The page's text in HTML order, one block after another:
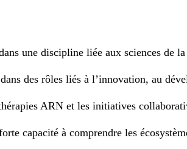
une discipline liée aux sciences de
des rôles liés à l’innovation, au
ARN et les initiatives
capacité à comprendre les